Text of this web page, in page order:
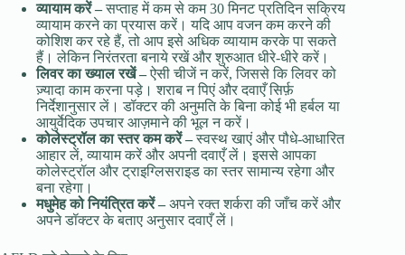
व्यायाम करें –सप्ताह में कम से कम 30 मिनट प्रतिदिन सक्रिय
व्यायाम करने का प्रयास करें। यदि आप वजन कम करने की
कोशिश कर रहे हैं, तो आप इसे अधिक व्यायाम करके पा सकते
हैं। लेकिन निरंतरता बनाये रखें और शुरुआत धीरे-धीरे करें।
लिवर का ख्याल रखें –ऐसी चीजें न करें, जिससे कि लिवर को
ज़्यादा काम करना पड़े। शराब न पिएं और दवाएँ सिर्फ़
निर्देशानुसार लें। डॉक्टर की अनुमति के बिना कोई भी हर्बल या
आयुर्वेदिक उपचार आज़माने की भूल न करें।
कोलेस्ट्रॉल का स्तर कम करें –स्वस्थ खाएं और पौधे-आधारित
आहार लें, व्यायाम करें और अपनी दवाएँ लें। इससे आपका
कोलेस्ट्रॉल और ट्राइग्लिसराइड का स्तर सामान्य रहेगा और
बना रहेगा।
मधुमेह को नियंत्रित करें – अपने रक्त शर्करा की जाँच करें और
अपने डॉक्टर के बताए अनुसार दवाएँ लें।